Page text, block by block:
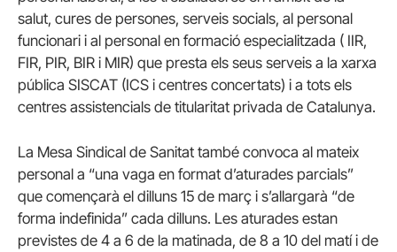
salut, cures de persones, serveis socials, al personal
funcionari i al personal en formació especialitzada ( IIR,
FIR, PIR, BIR i MIR) que presta els seus serveis a la xarxa
pública SISCAT (ICS i centres concertats) i a tots els
centres assistencials de titularitat privada de Catalunya.
La Mesa Sindical de Sanitat també convoca al mateix
personal a “una vaga en format d’aturades parcials”
que començarà el dilluns 15 de març i s’allargarà “de
forma indefinida” cada dilluns. Les aturades estan
previstes de 4 a 6 de la matinada, de 8 a 10 del matí i de